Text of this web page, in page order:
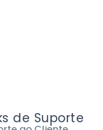
de Suporte